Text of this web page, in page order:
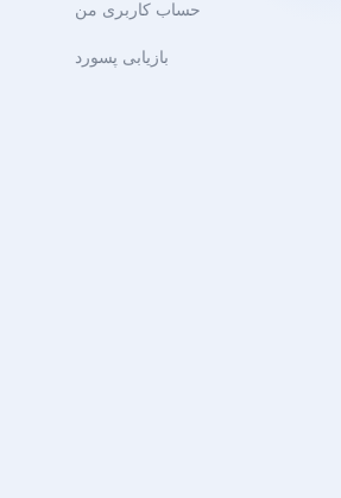
حساب کاربری من
بازیابی پسورد